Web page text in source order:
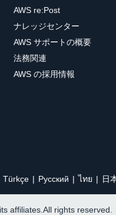
AWS re:Post
ナレッジセンター
AWS サポートの概要
法務関連
AWS の採用情報
Türkçe Ρусский ไทย 日
affiliates.All rights reserved.